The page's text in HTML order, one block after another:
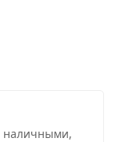
наличными,